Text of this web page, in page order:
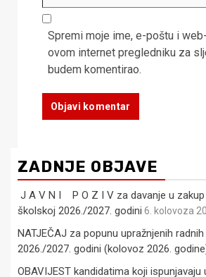
Spremi moje ime, e-poštu i
ovom internet pregledniku za
budem komentirao.
ZADNJE OBJAVE
J A V N I P O Z I V za davanje u zakup
školskoj 2026./2027. godini 6. kolovoza
NATJEČAJ za popunu upražnjenih
2026./2027. godini (kolovoz 2026.
OBAVIJEST kandidatima koji